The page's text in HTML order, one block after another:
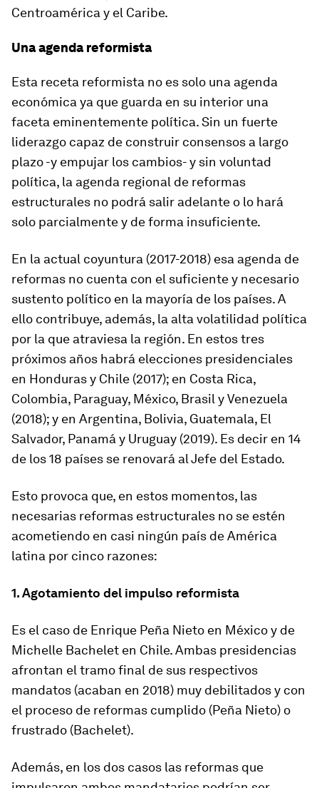
Centroamérica y el Caribe.
Una agenda reformista
Esta receta reformista no es solo una agenda
económica ya que guarda en su interior una
faceta eminentemente política. Sin un fuerte
liderazgo capaz de construir consensos a largo
plazo -y empujar los cambios- y sin voluntad
política, la agenda regional de reformas
estructurales no podrá salir adelante o lo hará
solo parcialmente y de forma insuficiente.
En la actual coyuntura (2017-2018) esa agenda de
reformas no cuenta con el suficiente y necesario
sustento político en la mayoría de los países. A
ello contribuye, además, la alta volatilidad política
por la que atraviesa la región. En estos tres
próximos años habrá elecciones presidenciales
en Honduras y Chile (2017); en Costa Rica,
Colombia, Paraguay, México, Brasil y Venezuela
(2018); y en Argentina, Bolivia, Guatemala, El
Salvador, Panamá y Uruguay (2019). Es decir en 14
de los 18 países se renovará al Jefe del Estado.
Esto provoca que, en estos momentos, las
necesarias reformas estructurales no se estén
acometiendo en casi ningún país de América
latina por cinco razones:
1. Agotamiento del impulso reformista
Es el caso de Enrique Peña Nieto en México y de
Michelle Bachelet en Chile. Ambas presidencias
afrontan el tramo final de sus respectivos
mandatos (acaban en 2018) muy debilitados y con
el proceso de reformas cumplido (Peña Nieto) o
frustrado (Bachelet).
Además, en los dos casos las reformas que